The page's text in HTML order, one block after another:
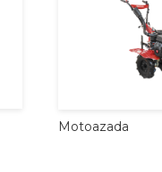
Motoazada